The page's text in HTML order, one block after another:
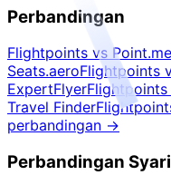
Perbandingan
Flightpoints vs Point.me
Seats.aeroFlightpoints
ExpertFlyerFlightpoints
Travel Finder
perbandingan →
Perbandingan